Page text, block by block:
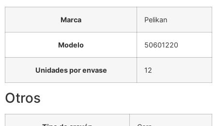
Marca Pelikan
Modelo 50601220
Unidades por envase 12
Otros